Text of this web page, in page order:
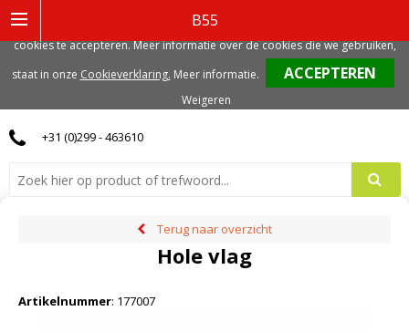
B55
0
+31 (0)299 - 463610
Terug naar overzicht
Hole vlag
Artikelnummer: 177007
gerelateerde cookies. Voor de beste gebruikerservaring, adviseren we deze
cookies te accepteren. Meer informatie over de cookies die we gebruiken,
staat in onze Cookieverklaring. Meer informatie.
Weigeren